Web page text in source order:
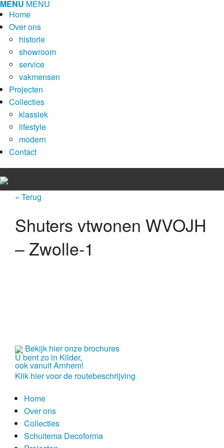
MENU MENU
Home
Over ons
historie
showroom
service
vakmensen
Projecten
Collecties
klassiek
lifestyle
modern
Contact
Collecties
modern
lifestyle
klassiek
« Terug
Shuters vtwonen WVOJH
– Zwolle-1
Bekijk hier onze brochures
U bent zo in Kilder,
ook vanuit Arnhem!
Klik hier voor de routebeschrijving
Home
Over ons
Collecties
Schuitema Decoforma